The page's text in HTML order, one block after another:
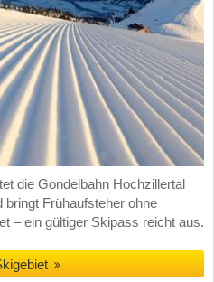
die Gondelbahn Hochzillertal
bringt Frühaufsteher ohne
– ein gültiger Skipass reicht aus.